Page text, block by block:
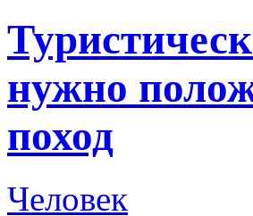
нужно
поход
Человек